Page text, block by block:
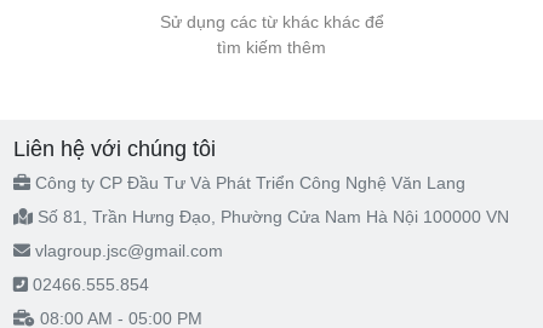
Sử dụng các từ khác khác để
tìm kiếm thêm
Liên hệ với chúng tôi
Công ty CP Đầu Tư Và Phát Triển Công Nghệ Văn Lang
Số 81, Trần Hưng Đạo, Phường Cửa Nam Hà Nội 100000 VN
vlagroup.jsc@gmail.com
02466.555.854
08:00 AM - 05:00 PM